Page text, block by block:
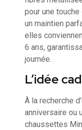
pour une touche
un maintien
elles
6 ans,
journée.
L’idée
À la recherche
anniversaire ou
chaussettes